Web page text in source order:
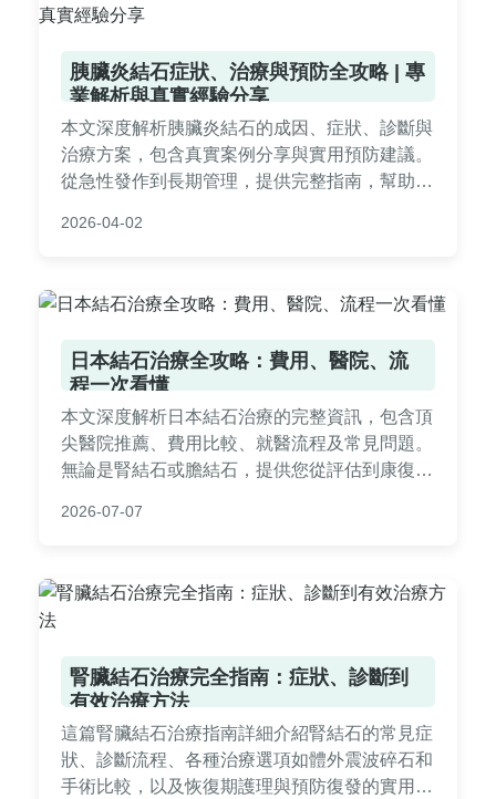
胰臟炎結石症狀、治療與預防全攻略 | 專
業解析與真實經驗分享
本文深度解析胰臟炎結石的成因、症狀、診斷與
治療方案，包含真實案例分享與實用預防建議。
從急性發作到長期管理，提供完整指南，幫助您
策。內容涵蓋飲食調整、醫療選擇及常見QA，
2026-04-02
日本結石治療全攻略：費用、醫院、流
程一次看懂
本文深度解析日本結石治療的完整資訊，包含頂
尖醫院推薦、費用比較、就醫流程及常見問題。
無論是腎結石或膽結石，提供您從評估到康復的
2026-07-07
腎臟結石治療完全指南：症狀、診斷到
有效治療方法
這篇腎臟結石治療指南詳細介紹腎結石的常見症
狀、診斷流程、各種治療選項如體外震波碎石和
手術比較，以及恢復期護理與預防復發的實用建